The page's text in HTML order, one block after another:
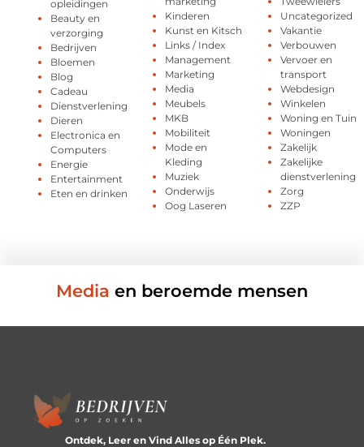
opleidingen
Beauty en
verzorging
Bedrijven
Bloemen
Blog
Cadeau
Dienstverlening
Dieren
Electronica en
Computers
Energie
Entertainment
Eten en drinken
Kinderen
Kunst en Kitsch
Links / Index
Management
Marketing
Media
Meubels
MKB
Mobiliteit
Mode en
Kleding
Muziek
Onderwijs
Oog Laseren
Uncategorized
Vakantie
Verbouwen
Vervoer en
transport
Webdesign
Winkelen
Woning en Tuin
Woningen
Zakelijk
Zakelijke
dienstverlening
Zorg
ZZP
Media en beroemde mensen
Ontdek, Leer en Vind Alles op Één Plek.